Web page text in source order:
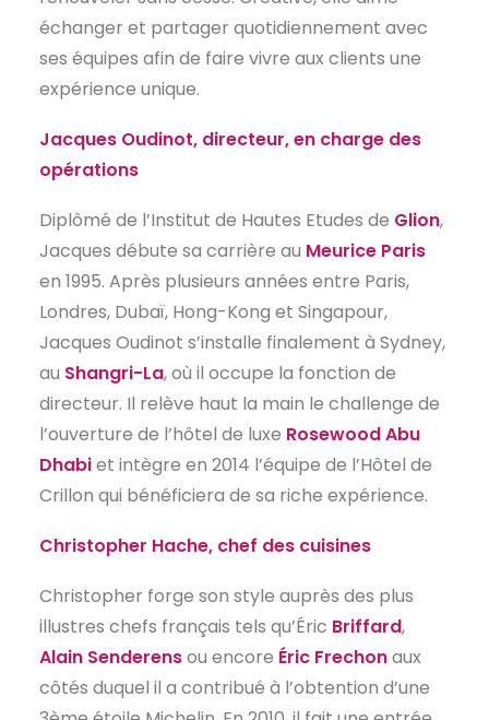
échanger et partager quotidiennement avec
ses équipes afin de faire vivre aux clients une
expérience unique.
Jacques Oudinot, directeur, en charge des
opérations
Diplômé de l’Institut de Hautes Etudes de Glion,
Jacques débute sa carrière au Meurice Paris
en 1995. Après plusieurs années entre Paris,
Londres, Dubaï, Hong-Kong et Singapour,
Jacques Oudinot s’installe finalement à Sydney,
au Shangri-La, où il occupe la fonction de
directeur. Il relève haut la main le challenge de
l’ouverture de l’hôtel de luxe Rosewood Abu
Dhabiet intègre en 2014 l’équipe de l’Hôtel de
Crillon qui bénéficiera de sa riche expérience.
Christopher Hache, chef des cuisines
Christopher forge son style auprès des plus
illustres chefs français tels qu’Éric Briffard,
Alain Senderensou encore Éric Frechonaux
côtés duquel il a contribué à l’obtention d’une